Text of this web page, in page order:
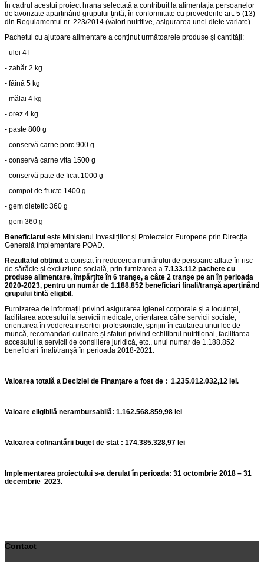
În cadrul acestui proiect hrana selectată a contribuit la alimentația persoanelor
defavorizate aparținând grupului țintă, în conformitate cu prevederile art. 5 (13)
din Regulamentul nr. 223/2014 (valori nutritive, asigurarea unei diete variate).
Pachetul cu ajutoare alimentare a conținut următoarele produse și cantități:
- ulei 4 l
- zahăr 2 kg
- făină 5 kg
- mălai 4 kg
- orez 4 kg
- paste 800 g
- conservă carne porc 900 g
- conservă carne vita 1500 g
- conservă pate de ficat 1000 g
- compot de fructe 1400 g
- gem dietetic 360 g
- gem 360 g
Beneficiarul este Ministerul Investițiilor și Proiectelor Europene prin Direcția
Generală Implementare POAD.
Rezultatul obținut a constat în reducerea numărului de persoane aflate în risc
de sărăcie și excluziune socială, prin furnizarea a 7.133.112 pachete cu
produse alimentare, împărțite în 6 tranșe, a câte 2 tranșe pe an în perioada
2020-2023, pentru un număr de 1.188.852 beneficiari finali/tranșă aparținând
grupului țintă eligibil.
Furnizarea de informații privind asigurarea igienei corporale și a locuinței,
facilitarea accesului la servicii medicale, orientarea către servicii sociale,
orientarea în vederea inserției profesionale, sprijin în cautarea unui loc de
muncă, recomandari culinare și sfaturi privind echilibrul nutrițional, facilitarea
accesului la servicii de consiliere juridică, etc., unui numar de 1.188.852
beneficiari finali/tranșă în perioada 2018-2021.
Valoarea totală a Deciziei de Finanțare a fost de : 1.235.012.032,12 lei.
Valoare eligibilă nerambursabilă: 1.162.568.859,98 lei
Valoarea cofinanțării buget de stat : 174.385.328,97 lei
Implementarea proiectului s-a derulat în perioada: 31 octombrie 2018 – 31
decembrie 2023.
Contact